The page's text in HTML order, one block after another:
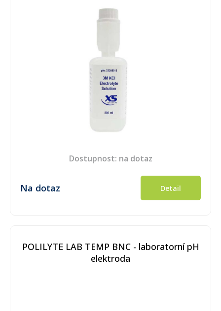
Dostupnost: na dotaz
Na dotaz Detail
POLILYTE LAB TEMP BNC - laboratorní pH
elektroda